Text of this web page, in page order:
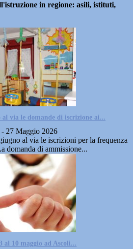
in regione: asili, istituti,
via le domande di iscrizione ai...
- 27 Maggio 2026
al via le iscrizioni per la frequenza
domanda di ammissione...
al 10 maggio ad Ascoli...